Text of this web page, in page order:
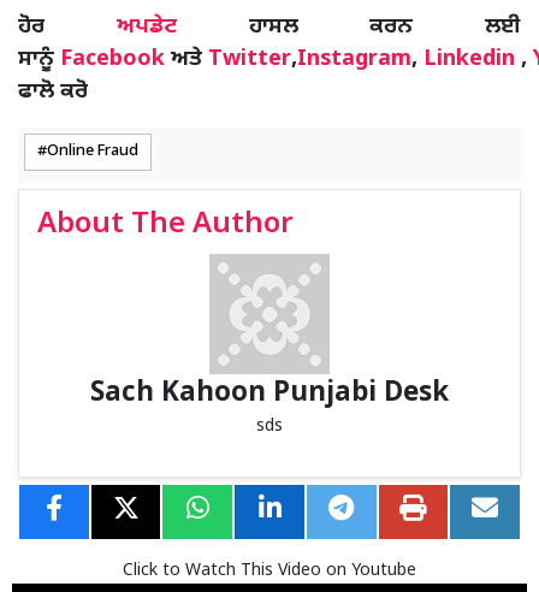
ਹੋਰ ਅਪਡੇਟਹਾਸਲ ਕਰਨ ਲਈ
ਸਾਨੂੰ Facebook ਅਤੇ Twitter,Instagram, Linkedin ,
ਫਾਲੋ ਕਰੋ
Online Fraud
About The Author
Sach Kahoon Punjabi Desk
sds
Click to Watch This Video on Youtube